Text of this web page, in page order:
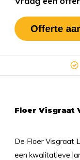
Offerte
Floer Visgraat
De Floer Visgraat
een kwalitatieve